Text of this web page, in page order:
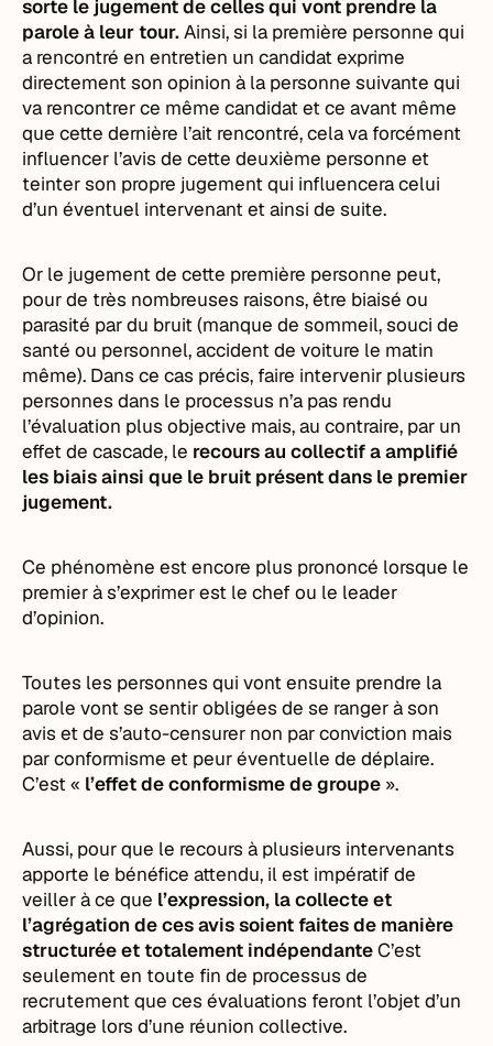
sorte le jugement de celles qui vont prendre la
parole à leur tour.Ainsi, si la première personne qui
a rencontré en entretien un candidat exprime
directement son opinion à la personne suivante qui
va rencontrer ce même candidat et ce avant même
que cette dernière l’ait rencontré, cela va forcément
influencer l’avis de cette deuxième personne et
teinter son propre jugement qui influencera celui
d’un éventuel intervenant et ainsi de suite.
Or le jugement de cette première personne peut,
pour de très nombreuses raisons, être biaisé ou
parasité par du bruit (manque de sommeil, souci de
santé ou personnel, accident de voiture le matin
même). Dans ce cas précis, faire intervenir plusieurs
personnes dans le processus n’a pas rendu
l’évaluation plus objective mais, au contraire, par un
effet de cascade, le recours au collectif a amplifié
les biais ainsi que le bruit présent dans le premier
jugement.
Ce phénomène est encore plus prononcé lorsque le
premier à s’exprimer est le chef ou le leader
d’opinion.
Toutes les personnes qui vont ensuite prendre la
parole vont se sentir obligées de se ranger à son
avis et de s’auto-censurer non par conviction mais
par conformisme et peur éventuelle de déplaire.
C’est « l’effet de conformisme de groupe ».
Aussi, pour que le recours à plusieurs intervenants
apporte le bénéfice attendu, il est impératif de
veiller à ce que l’expression, la collecte et
l’agrégation de ces avis soient faites de manière
structurée et totalement indépendanteC’est
seulement en toute fin de processus de
recrutement que ces évaluations feront l’objet d’un
arbitrage lors d’une réunion collective.